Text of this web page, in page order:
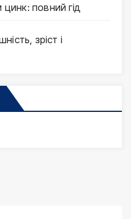
повний гід
зріст і